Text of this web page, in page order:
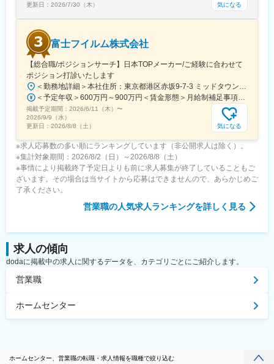
更新日： 2026/7/30（木） 気になる
富士フイルム株式会社
【総合職/ポジションサーチ】日本TOPメーカー/ご経験に合わせて
ポジション打診いたします
＜勤務地詳細＞本社住所：東京都港区赤坂9-7-3 ミッドタウン・ウェスト勤務地最寄駅：東京メトロ日比谷線／都営大江戸線／六本木駅受動喫煙対策：敷地内全面禁煙
＜予定年収＞600万円～900万円＜賃金形態＞月給制補足事項なし＜賃金内訳＞月額（基本給）：300,000円～500,000円＜月給＞300,000円～500,000円＜昇給有無＞有＜残業手当＞有賃金はあくまでも目安の金額であり、選考を通じて上下する可能性があります。月給(月額)は固定手当を含めた表記です。
掲載予定期間： 2026/6/11（木） 〜
2026/9/9（水）
更新日： 2026/8/8（土） 気になる
※求人応募数の多い順にランキングしています（非公開求人は除く）。
※集計対象期間：2026/8/2（日）～2026/8/8（土）
※事情により掲載終了予定日よりも前に求人募集が終了していることもご
ざいます。その場合は当サイトから応募はできませんので、あらかじめご
了承ください。
営業職の人気求人ランキングを詳しく見る
求人の傾向
dodaに掲載中の求人に関するデータを、カテゴリごとにご紹介します。
営業職
ホームセンター
ホームセンター、営業職の転職・求人情報を職種で絞り込む